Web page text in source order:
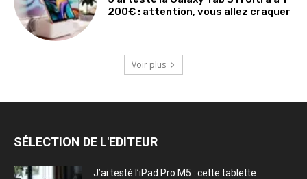
200€ : attention, vous allez craquer
Voir plus
SÉLECTION DE L'EDITEUR
J’ai testé l’iPad Pro M5 : cette tablette